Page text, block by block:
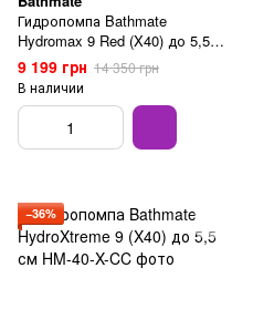
Гидропомпа Bathmate
Hydromax 9 Red (X40) до 5,5
см
9 199 грн 14 350 грн
В наличии
−36%